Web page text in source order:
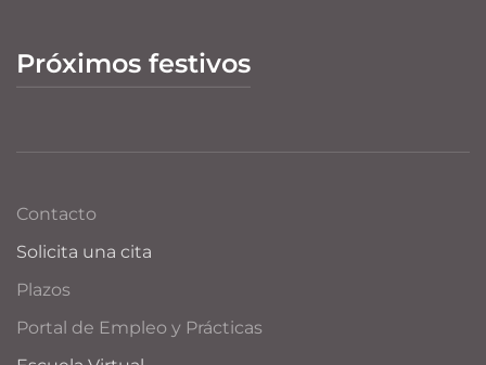
Próximos festivos
Contacto
Solicita una cita
Plazos
Portal de Empleo y Prácticas